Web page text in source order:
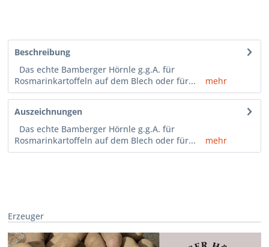
Beschreibung
Das echte Bamberger Hörnle g.g.A. für
Rosmarinkartoffeln auf dem Blech oder für...
mehr
Auszeichnungen
Das echte Bamberger Hörnle g.g.A. für
Rosmarinkartoffeln auf dem Blech oder für...
mehr
Erzeuger